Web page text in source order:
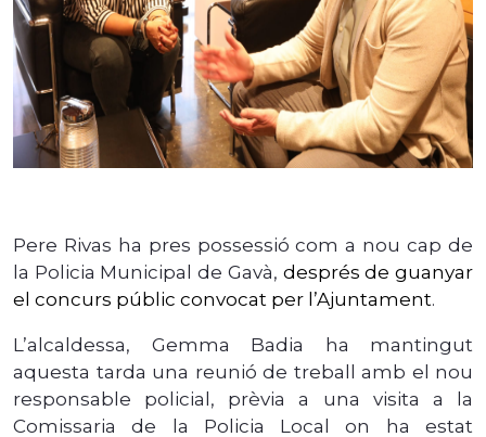
Pere Rivas ha pres possessió com a nou cap de
la Policia Municipal de Gavà, després de guanyar
el concurs públic convocat per l’Ajuntament.
L’alcaldessa, Gemma Badia ha mantingut
aquesta tarda una reunió de treball amb el nou
responsable policial, prèvia a una visita a la
Comissaria de la Policia Local on ha estat